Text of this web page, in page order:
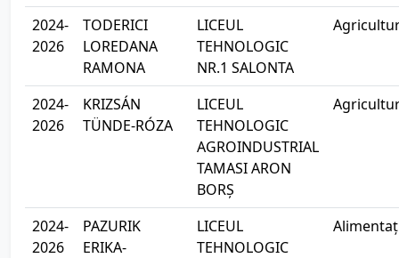
2024-
2026
TODERICI
LOREDANA
RAMONA
LICEUL
TEHNOLOGIC
NR.1 SALONTA
2024-
2026
KRIZSÁN
TÜNDE-RÓZA
LICEUL
TEHNOLOGIC
AGROINDUSTRIAL
TAMASI ARON
BORȘ
2024-
2026
PAZURIK
ERIKA-
LICEUL
TEHNOLOGIC